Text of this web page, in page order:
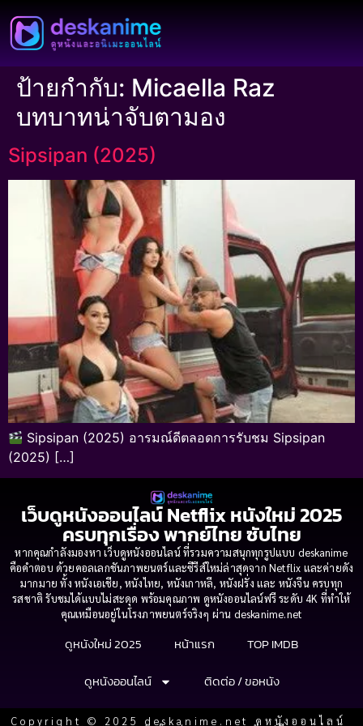
ป้ายกำกับ: Micaella Raz
บทบาทน่าจับตามอง
Sipsipan (2025)
Sipsipan (2025) อารมณ์ดีตลอดการรับชม Sipsipan
(2025) […]
เว็บดูหนังออนไลน์ Netflix หนังใหม่ 2025
ครบทุกเรื่อง พากย์ไทย ซับไทย
หากคุณกำลังมองหา เว็บดูหนังออนไลน์ ที่รวมความสนุกทุกรูปแบบ deskanime
คือคำตอบ ด้วยคอลเลกชันภาพยนตร์และซีรีส์ใหม่ล่าสุดจาก Netflix และค่ายดัง
มากมาย ทั้ง หนังเอเชีย, หนังไทย, หนังเกาหลี, หนังฝรั่ง และ หนังจีน ครบทุก
รสชาติ รับชมได้แบบไม่สะดุด พร้อมคุณภาพ ดูหนังออนไลน์ฟรี ระดับ 4K ที่ทำให้
คุณเหมือนอยู่ในโรงภาพยนตร์จริงๆ ผ่าน deskanime.net
ดูหนังใหม่ 2025 หน้าแรก
TOP IMDB
ดูหนังออนไลน์
ติดต่อ / ขอหนัง
Copyright © 2025 deskanime.net ดูหนังออนไลน์